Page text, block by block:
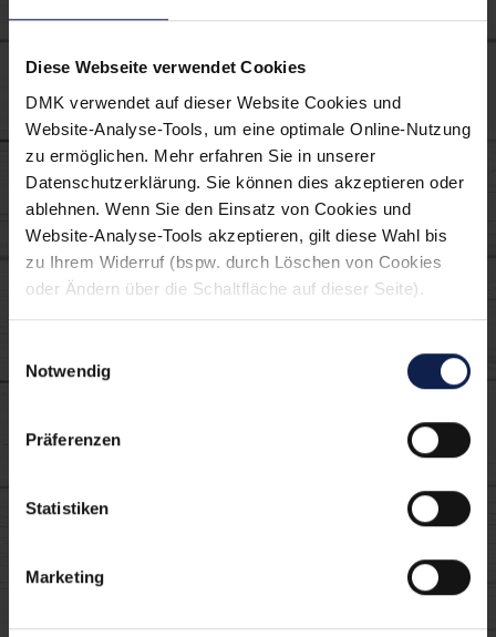
Diese Webseite verwendet Cookies
DMK verwendet auf dieser Website Cookies und
Website-Analyse-Tools, um eine optimale Online-Nutzung
zu ermöglichen. Mehr erfahren Sie in unserer
Datenschutzerklärung. Sie können dies akzeptieren oder
ablehnen. Wenn Sie den Einsatz von Cookies und
Website-Analyse-Tools akzeptieren, gilt diese Wahl bis
zu Ihrem Widerruf (bspw. durch Löschen von Cookies
oder Ändern über die Schaltfläche auf dieser Seite).
Notwendig
Präferenzen
Statistiken
Marketing
PaprikaQuark kann zusätzlich als Dip
Verwendete MILRAM
Produkte: